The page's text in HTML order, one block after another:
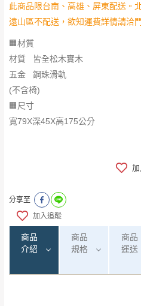
此商品限台南、高雄、屏東配送。
遠山區不配送，欲知運費詳情請洽
🟧材質
材質 皆全松木實木
五金 鋼珠滑軌
(不含椅)
🟧尺寸
寬79X深45X高175公分
分享至
加入追蹤
商品
介紹
商品
規格
商品
運送